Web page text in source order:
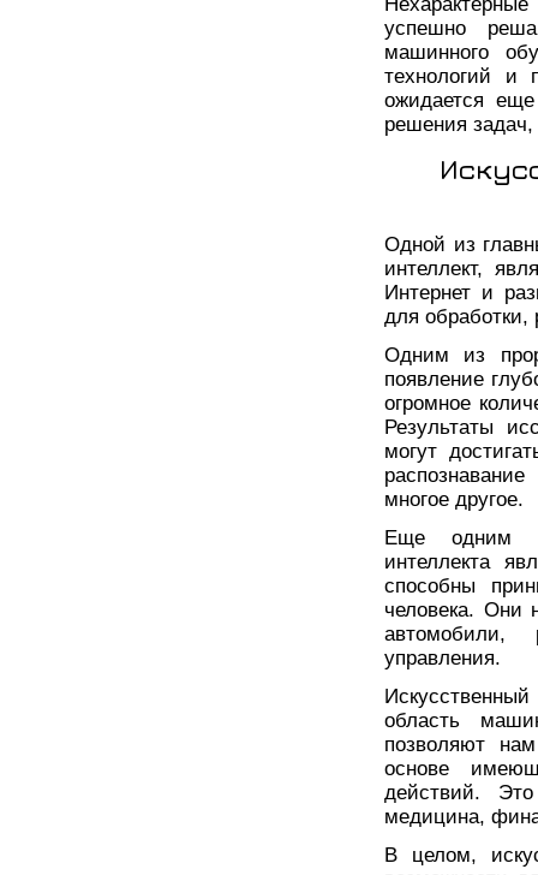
успешно
машинного
технологий и
ожидается
решения
Одной из
интеллект,
Интернет и
для обработки,
Одним из
появление
огромное
Результаты
могут
многое другое.
Еще одним
интеллекта
способны
человека. Они
автомобили,
управления.
область
позволяют
основе
действий.
медицина,
В целом,